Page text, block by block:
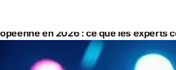
en 2026 : ce que les experts